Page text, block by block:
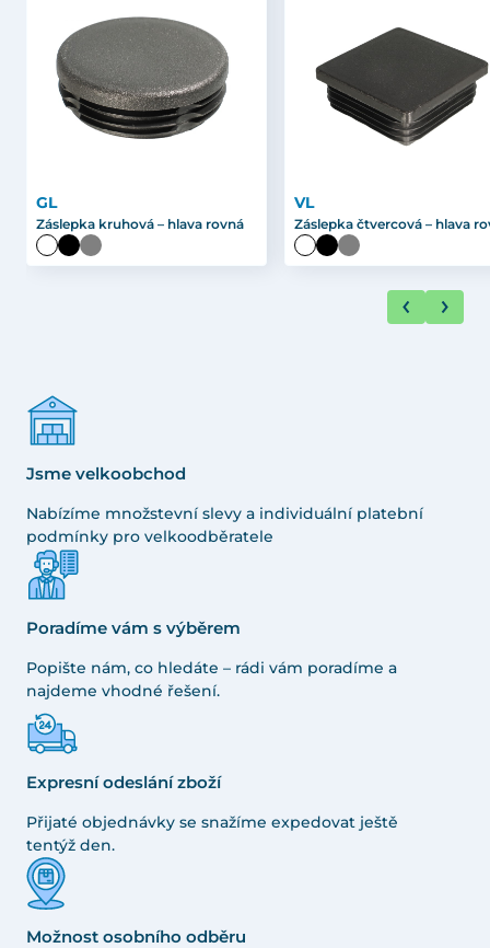
GL
Záslepka kruhová – hlava rovná
VL
Záslepka čtvercová – hlava
Jsme velkoobchod
Nabízíme množstevní slevy a individuální platební
podmínky pro velkoodběratele
Poradíme vám s výběrem
Popište nám, co hledáte – rádi vám poradíme a
najdeme vhodné řešení.
Expresní odeslání zboží
Přijaté objednávky se snažíme expedovat ještě
tentýž den.
Možnost osobního odběru